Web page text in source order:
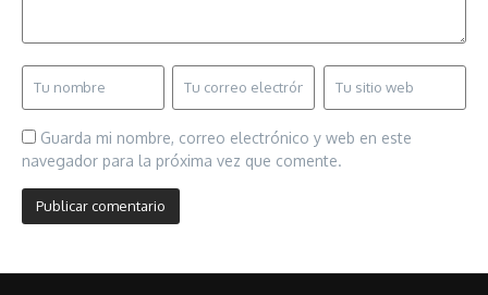
Guarda mi nombre, correo electrónico y web en este
navegador para la próxima vez que comente.